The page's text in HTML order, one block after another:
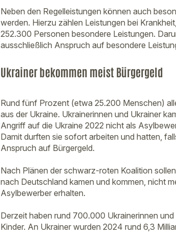
Neben den Regelleistungen können auch
werden. Hierzu zählen Leistungen bei
252.300 Personen besondere Leistungen.
ausschließlich Anspruch auf besondere
Ukrainer bekommen meist Bürgergeld
Rund fünf Prozent (etwa 25.200 Menschen)
aus der Ukraine. Ukrainerinnen und Ukrainer
Angriff auf die Ukraine 2022 nicht als
Damit durften sie sofort arbeiten und hatten,
Anspruch auf Bürgergeld.
Nach Plänen der schwarz-roten Koalition
nach Deutschland kamen und kommen, nicht
Asylbewerber erhalten.
Derzeit haben rund 700.000 Ukrainerinnen
Kinder. An Ukrainer wurden 2024 rund 6,3